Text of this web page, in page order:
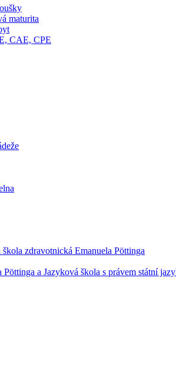
maturita
CAE, CPE
a Jazyková škola s právem státní